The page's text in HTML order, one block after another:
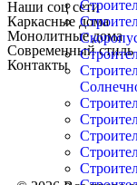
Наши соц сети
Каркасные дома
Монолитные дома
Современный стиль
Контакты
С НАМИ ВАШ
УЮТНЫМ,